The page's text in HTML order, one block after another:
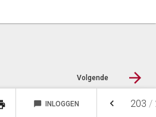
Volgende
| Privacy statement FAVORIETEN
chat_bubble INLOGGEN keyboard_arrow_left 203 /